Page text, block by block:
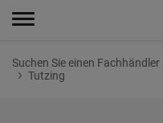
Suchen Sie einen Fachhändler
Tutzing